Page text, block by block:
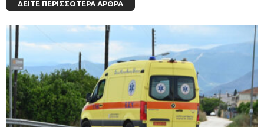
ΔΕΊΤΕ ΠΕΡΙΣΣΌΤΕΡΑ ΆΡΘΡΑ